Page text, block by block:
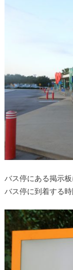
バス停にある掲示
バス停に到着する時